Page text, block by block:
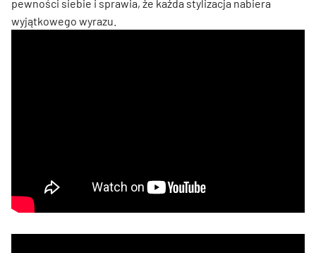
pewności siebie i sprawia, że każda stylizacja nabiera
wyjątkowego wyrazu.